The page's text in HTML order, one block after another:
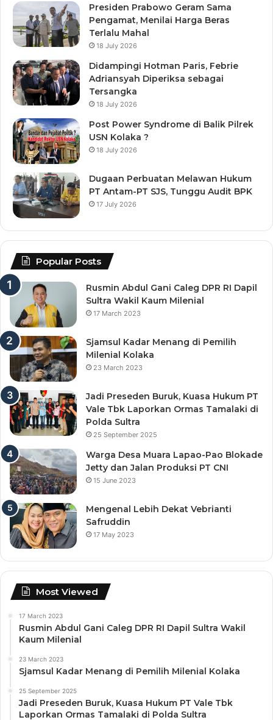
Presiden Prabowo Geram Sama
Pengamat, Menilai Harga Beras
Terlalu Mahal
18 July 2026
Didampingi Hotman Paris, Febrie
Adriansyah Diperiksa sebagai
Tersangka
18 July 2026
Post Power Syndrome di Balik Pilrek
USN Kolaka ?
18 July 2026
Dugaan Perbuatan Melawan Hukum
PT Antam-PT SJS, Tunggu Audit BPK
17 July 2026
Popular Posts
Rusmin Abdul Gani Caleg DPR RI Dapil
Sultra Wakil Kaum Milenial
17 March 2023
Sjamsul Kadar Menang di Pemilih
Milenial Kolaka
23 March 2023
Jadi Preseden Buruk, Kuasa Hukum PT
Vale Tbk Laporkan Ormas Tamalaki di
Polda Sultra
25 September 2025
Warga Desa Muara Lapao-Pao Blokade
Jetty dan Jalan Produksi PT CNI
15 June 2023
Mengenal Lebih Dekat Vebrianti
Safruddin
17 May 2023
Most Viewed
17 March 2023
Rusmin Abdul Gani Caleg DPR RI Dapil Sultra Wakil
Kaum Milenial
23 March 2023
Sjamsul Kadar Menang di Pemilih Milenial Kolaka
25 September 2025
Jadi Preseden Buruk, Kuasa Hukum PT Vale Tbk
Laporkan Ormas Tamalaki di Polda Sultra